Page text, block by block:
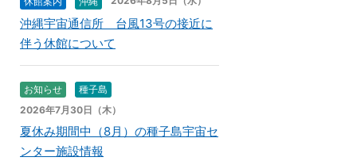
沖縄宇宙通信所 台風13号の接近に
伴う休館について
お知らせ
種子島
2026年7月30日（木）
夏休み期間中（8月）の種子島宇宙セ
ンター施設情報